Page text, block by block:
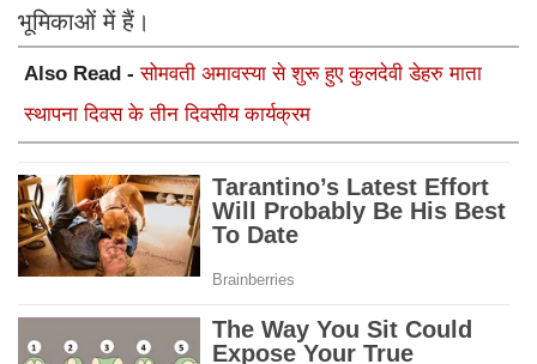
भूमिकाओं में हैं।
Also Read -सोमवती अमावस्या से शुरू हुए कुलदेवी डेहरु माता
स्थापना दिवस के तीन दिवसीय कार्यक्रम